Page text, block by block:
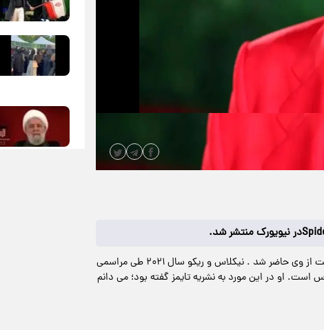
، همسر او ریکو شیباتا ۳۱ ساله در این رویداد کنار نیکلاس و حمایت از وی حاضر شد . نیکلاس و ریکو سال ۲۰۲۱ طی مراسمی
او در این مورد به نشریه تایمز گفته بود؛ می دانم